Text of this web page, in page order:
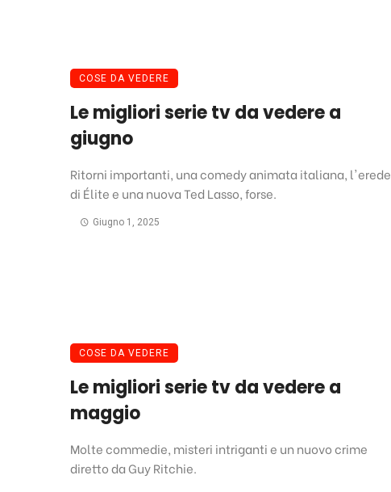
COSE DA VEDERE
Le migliori serie tv da vedere a
giugno
Ritorni importanti, una comedy animata italiana, l'erede
di Élite e una nuova Ted Lasso, forse.
Giugno 1, 2025
COSE DA VEDERE
Le migliori serie tv da vedere a
maggio
Molte commedie, misteri intriganti e un nuovo crime
diretto da Guy Ritchie.